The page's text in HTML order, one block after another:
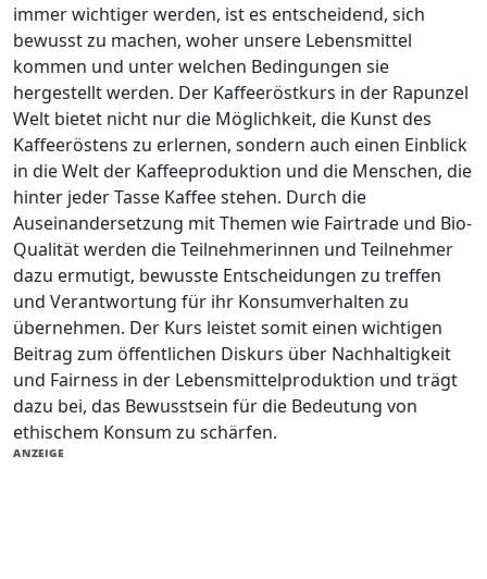
immer wichtiger werden, ist es entscheidend, sich
bewusst zu machen, woher unsere Lebensmittel
kommen und unter welchen Bedingungen sie
hergestellt werden. Der Kaffeeröstkurs in der Rapunzel
Welt bietet nicht nur die Möglichkeit, die Kunst des
Kaffeeröstens zu erlernen, sondern auch einen Einblick
in die Welt der Kaffeeproduktion und die Menschen, die
hinter jeder Tasse Kaffee stehen. Durch die
Auseinandersetzung mit Themen wie Fairtrade und Bio-
Qualität werden die Teilnehmerinnen und Teilnehmer
dazu ermutigt, bewusste Entscheidungen zu treffen
und Verantwortung für ihr Konsumverhalten zu
übernehmen. Der Kurs leistet somit einen wichtigen
Beitrag zum öffentlichen Diskurs über Nachhaltigkeit
und Fairness in der Lebensmittelproduktion und trägt
dazu bei, das Bewusstsein für die Bedeutung von
ethischem Konsum zu schärfen.
ANZEIGE